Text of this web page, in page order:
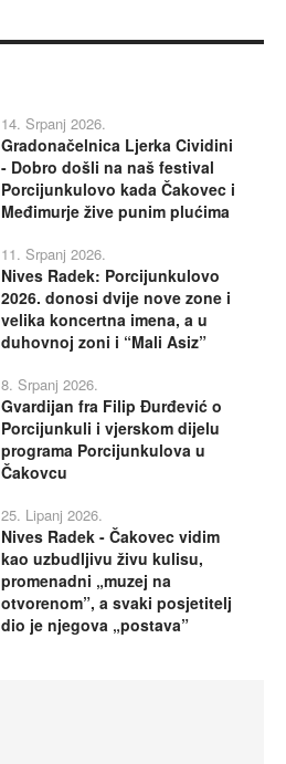
14. Srpanj 2026.
Gradonačelnica Ljerka Cividini
- Dobro došli na naš festival
Porcijunkulovo kada Čakovec i
Međimurje žive punim plućima
11. Srpanj 2026.
Nives Radek: Porcijunkulovo
2026. donosi dvije nove zone i
velika koncertna imena, a u
duhovnoj zoni i “Mali Asiz”
8. Srpanj 2026.
Gvardijan fra Filip Đurđević o
Porcijunkuli i vjerskom dijelu
programa Porcijunkulova u
Čakovcu
25. Lipanj 2026.
Nives Radek - Čakovec vidim
kao uzbudljivu živu kulisu,
promenadni „muzej na
otvorenom”, a svaki posjetitelj
dio je njegova „postava”